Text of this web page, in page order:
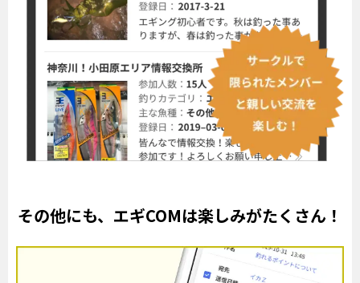
その他にも、エギCOMは楽しみがたくさん！